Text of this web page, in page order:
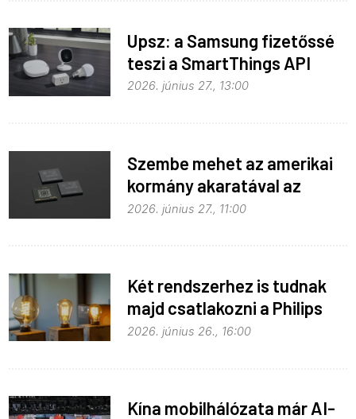
Upsz: a Samsung fizetőssé
teszi a SmartThings API
hozzáférést
2026. június 27., 13:00
Szembe mehet az amerikai
kormány akaratával az
Apple
2026. június 27., 11:00
Két rendszerhez is tudnak
majd csatlakozni a Philips
Hue égők
2026. június 26., 16:00
Kína mobilhálózata már AI-